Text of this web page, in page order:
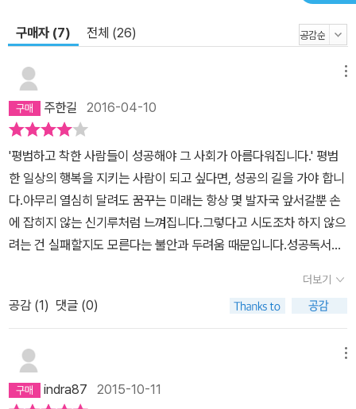
구매자 (7) 전체 (26)
주한길 2016-04-10
'평범하고 착한 사람들이 성공해야 그 사회가 아름다워집니다.' 평범
한 일상의 행복을 지키는 사람이 되고 싶다면, 성공의 길을 가야 합니
다.아무리 열심히 달려도 꿈꾸는 미래는 항상 몇 발자국 앞서갈뿐 손
에 잡히지 않는 신기루처럼 느껴집니다.그렇다고 시도조차 하지 않으
려는 건 실패할지도 모른다는 불안과 두려움 때문입니다.성공독서는
독서는 삶을 변화시키는 독서이다.성공독서는 몸안에 성공DNA를 만
드는 독서이다.'물감을 아끼면 좋은 그림을 그릴 수 없고 꿈을 아끼면
좋은 꿈을 꿀 수 없다 '부정적인 사고는 행동을 부정적으로 변화시키
고 결국 인생을 샐패로 끌고 갑니다.아무리 독서가 즐거워도 실천하
지 않으면 책벌레에 불과합니다.책을 읽을 땐 나를 버리고 온전히 받
아들이는 자세를 가지세요.밑줄 치고, 소리 내어 읽고, 노트에 쓰고,
더보기
공감 (1) 댓글 (0)
indra87 2015-10-11